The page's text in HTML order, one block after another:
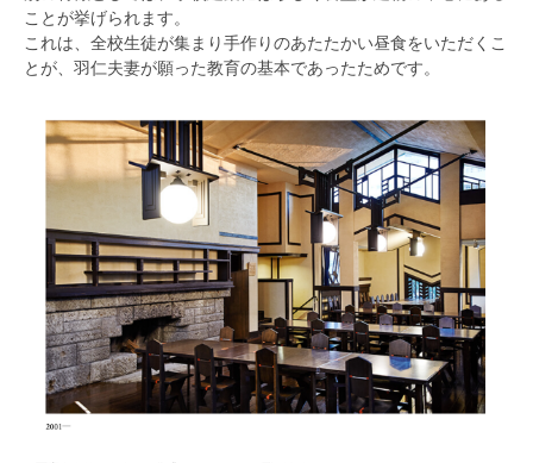
ことが挙げられます。
これは、全校生徒が集まり手作りのあたたかい昼食をいただくこ
とが、羽仁夫妻が願った教育の基本であったためです。